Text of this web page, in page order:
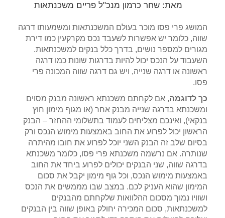
מאת: שחר כרמון מנכ"ל פריים משכנתאות
המושג פרי פסו מוכר בעולם המשכנתאות ומשמעותו דרגה
שווה, כלומר יש אפשרות לשעבד נכס מקרקעין כמו דירת
מגורים למספר נושים, בדרך כלל בנקים למשכנתאות.
השעבוד על הנכס יכול להיות בדרגות שונות כמו דרגה
ראשונה או דרגה שנייה, ויש גם דרגה שווה המכונה פרי
פסו.
כך לדוגמה, אם לקחתם משכנתא ראשונה מבנק מסוים
ומשכנתא בדרגה שנייה מבנק אחר (או מגוף מימון חוץ
בנקאי), ואינכם מצליחים לעמוד בתשלומי ההחזר – הבנק
הראשון יכול לפרוע את החוב באמצעות מימוש הנכס ורק
בסיום שלב זה הבנק השני יוכל לפרוע את חובו מהיתרה
שנותרה. אם נרשמה משכנתא פרי פסו, כלומר משכנתא
בדרגה שווה, שני הבנקים יכולים לפרוע ביחד את החוב
באמצעות מימוש הנכס, וכל גוף מימון יקבל את סכום
המימון שהוא העניק לכם. במצב שבו מממשים את הנכס
ושוויו נמוך מסכום ההלוואות שלקחתם מהבנקים
למשכנתאות, סכום המכירה יחולק באופן שווה בין הבנקים